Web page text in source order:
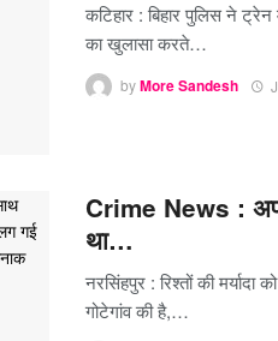
कटिहार : बिहार पुलिस ने
का खुलासा करते…
byMore Sandesh
Crime News :
था…
नरसिंहपुर : रिश्तों की
गोटेगांव की है,…